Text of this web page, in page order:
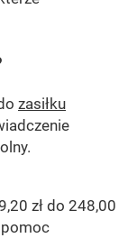
zasiłku
zł do 248,00
pomoc